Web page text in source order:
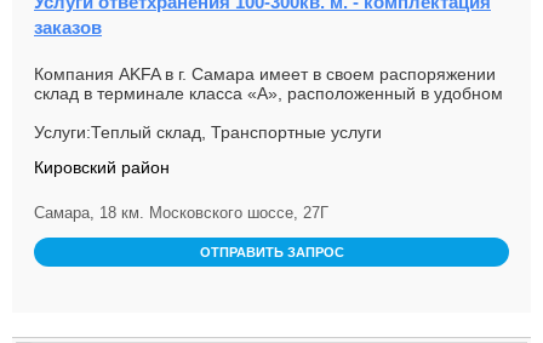
заказов
Компания AKFA в г. Самара имеет в своем распоряжении
склад в терминале класса «А», расположенный в удобном
Услуги:Теплый склад, Транспортные услуги
Кировский район
Самара, 18 км. Московского шоссе, 27Г
ОТПРАВИТЬ ЗАПРОС